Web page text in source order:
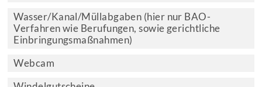
Wasser/Kanal/Müllabgaben (hier nur BAO-
Verfahren wie Berufungen, sowie gerichtliche
Einbringungsmaßnahmen)
Webcam